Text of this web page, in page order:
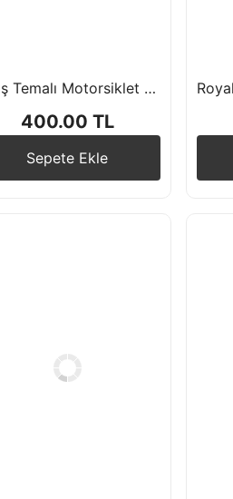
Yarış Temalı Motorsiklet Folyo Balon Seti Moto Gp
400.00 TL
Sepete Ekle